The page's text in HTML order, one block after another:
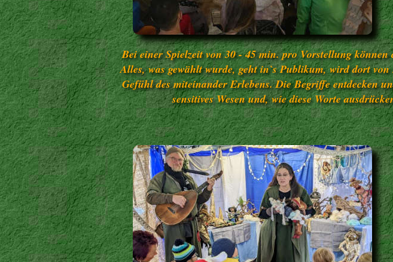
Bei einer Spielzeit von 30 - 45 min. pro Vorstellung können
Alles, was gewählt wurde, geht in`s Publikum, wird dort
Gefühl des miteinander Erlebens. Die Begriffe entdecken
sensitives Wesen und, wie diese Worte